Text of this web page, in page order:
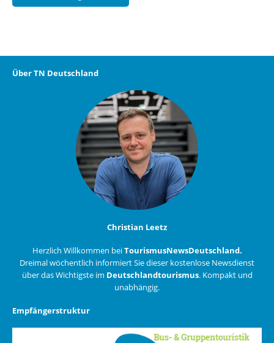
Über TN Deutschland
Christian Leetz
Herzlich Willkommen beiTourismusNewsDeutschland.
Dreimal wöchentlich informiert Sie dieser kostenlose Newsdienst
über das Wichtigste im Deutschlandtourismus. Kompakt und
unabhängig.
Empfängerstruktur